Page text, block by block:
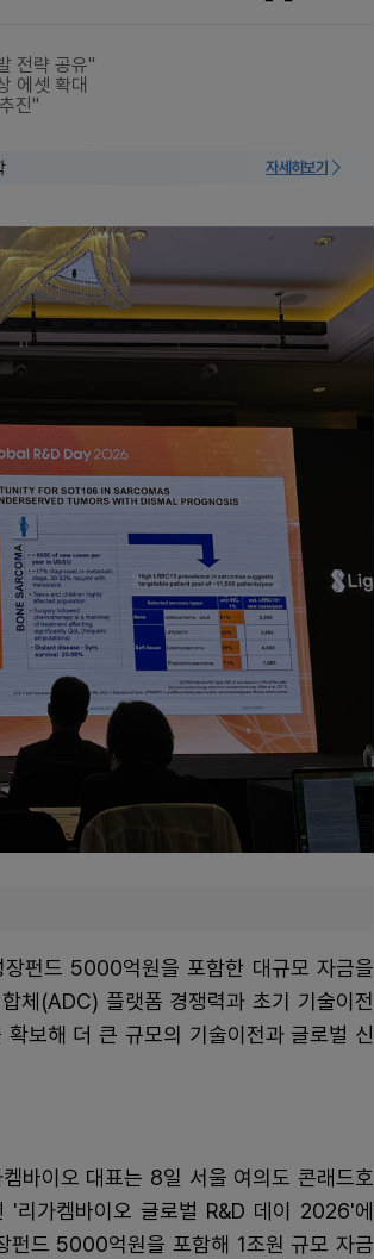
전략 공유"
에셋 확대
진"
자세히보기
펀드 5000억원을 포함한 대규모 자금을
체(ADC) 플랫폼 경쟁력과 초기 기술이전
보해 더 큰 규모의 기술이전과 글로벌 신
바이오 대표는 8일 서울 여의도 콘래드호
'리가켐바이오 글로벌 R&D 데이 2026'에
펀드 5000억원을 포함해 1조원 규모 자금